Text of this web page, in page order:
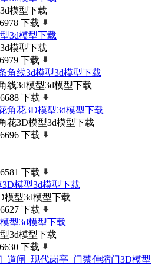
模型下载
下载
模型下载
下载
线3d模型3d模型下载
下载
花3D模型3d模型下载
下载
下载
模型3d模型下载
下载
3d模型下载
下载